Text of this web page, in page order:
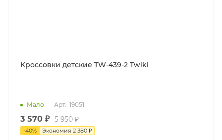
Кроссовки детские TW-439-2 Twiki
Мало Арт.: 19051
3 570 ₽ 5 950 ₽
-40% Экономия 2 380 ₽